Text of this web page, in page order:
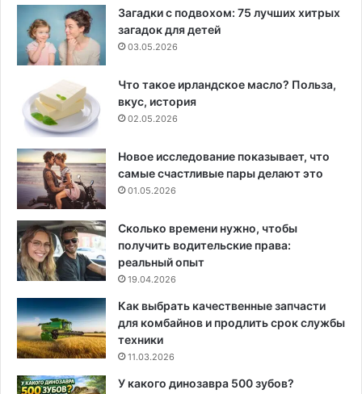
Загадки с подвохом: 75 лучших хитрых
загадок для детей
03.05.2026
Что такое ирландское масло? Польза,
вкус, история
02.05.2026
Новое исследование показывает, что
самые счастливые пары делают это
01.05.2026
Сколько времени нужно, чтобы
получить водительские права:
реальный опыт
19.04.2026
Как выбрать качественные запчасти
для комбайнов и продлить срок службы
техники
11.03.2026
У какого динозавра 500 зубов?